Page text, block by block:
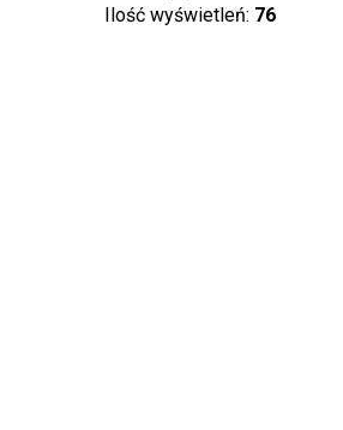
Ilość wyświetleń: 76